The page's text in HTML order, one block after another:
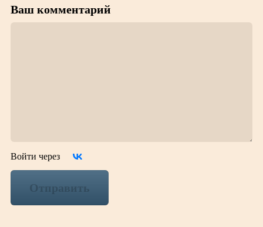
Ваш комментарий
Войти через
Отправить